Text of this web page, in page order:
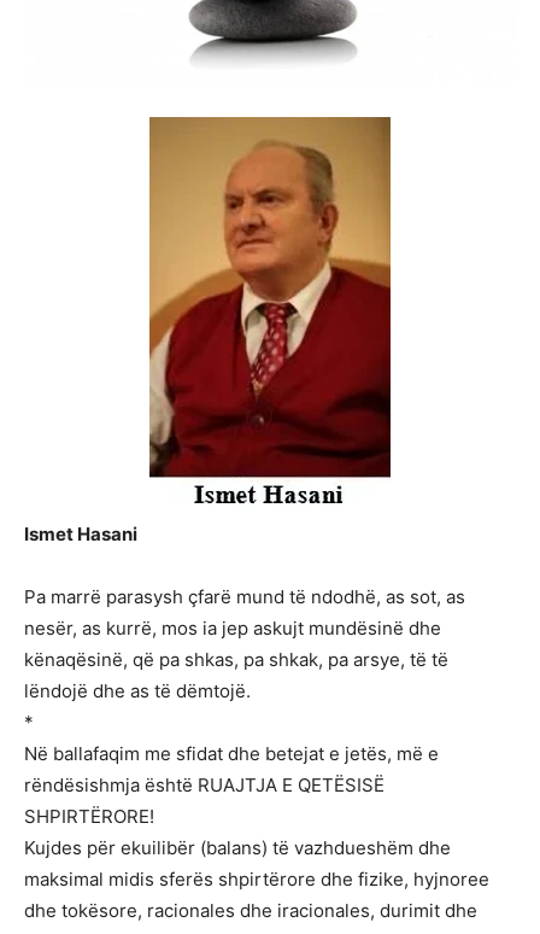
Ismet Hasani
Pa marrë parasysh çfarë mund të ndodhë, as sot, as
nesër, as kurrë, mos ia jep askujt mundësinë dhe
kënaqësinë, që pa shkas, pa shkak, pa arsye, të të
lëndojë dhe as të dëmtojë.
*
Në ballafaqim me sfidat dhe betejat e jetës, më e
rëndësishmja është RUAJTJA E QETËSISË
SHPIRTËRORE!
Kujdes për ekuilibër (balans) të vazhdueshëm dhe
maksimal midis sferës shpirtërore dhe fizike, hyjnoree
dhe tokësore, racionales dhe iracionales, durimit dhe